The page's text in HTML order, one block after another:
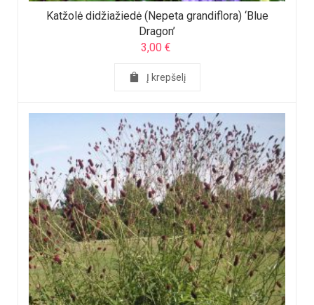
Katžolė didžiažiedė (Nepeta grandiflora) ‘Blue
Dragon’
3,00 €
Į krepšelį